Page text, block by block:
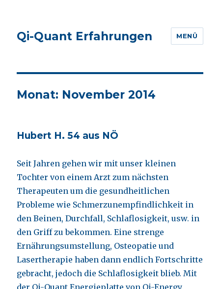
Qi-Quant Erfahrungen MENÜ
Monat: November 2014
Hubert H. 54 aus NÖ
Seit Jahren gehen wir mit unser kleinen
Tochter von einem Arzt zum nächsten
Therapeuten um die gesundheitlichen
Probleme wie Schmerzunempfindlichkeit in
den Beinen, Durchfall, Schlaflosigkeit, usw. in
den Griff zu bekommen. Eine strenge
Ernährungsumstellung, Osteopatie und
Lasertherapie haben dann endlich Fortschritte
gebracht, jedoch die Schlaflosigkeit blieb. Mit
der Qi-Quant Energieplatte von Qi-Energy